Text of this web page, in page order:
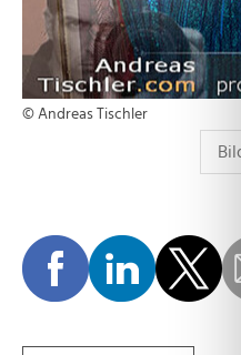
© Andreas Tischler